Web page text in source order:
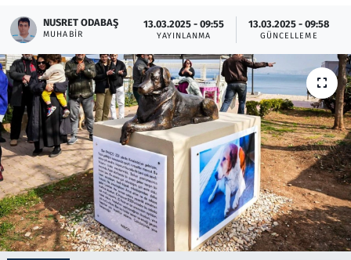
NUSRET ODABAŞ
MUHABIR
13.03.2025 - 09:55
YAYINLANMA
13.03.2025 - 09:58
GÜNCELLEME
Resmi İlanlar
Rüya Tabirleri
Sağlık
Savunma Sanayi
Seçim 2023
Spor